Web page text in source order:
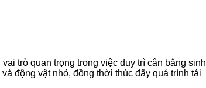
trò quan trọng trong việc duy trì cân bằng sinh
động vật nhỏ, đồng thời thúc đẩy quá trình tái